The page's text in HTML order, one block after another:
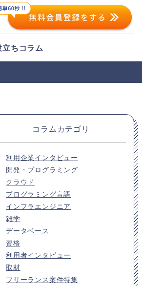
立ちコラム
コラムカテゴリ
利用企業インタビュー
開発・プログラミング
クラウド
プログラミング言語
インフラエンジニア
雑学
データベース
資格
利用者インタビュー
取材
フリーランス案件特集